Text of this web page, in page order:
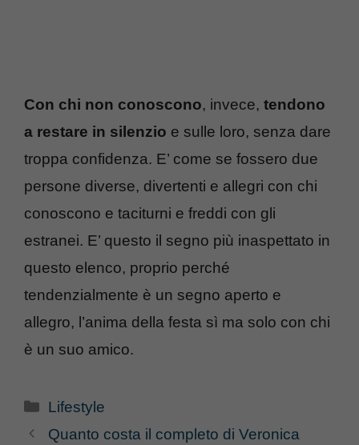
Con chi non conoscono, invece, tendono
a restare in silenzio e sulle loro, senza dare
troppa confidenza. E’ come se fossero due
persone diverse, divertenti e allegri con chi
conoscono e taciturni e freddi con gli
estranei. E’ questo il segno più inaspettato in
questo elenco, proprio perché
tendenzialmente è un segno aperto e
allegro, l’anima della festa sì ma solo con chi
è un suo amico.
Categorie
Lifestyle
Quanto costa il completo di Veronica